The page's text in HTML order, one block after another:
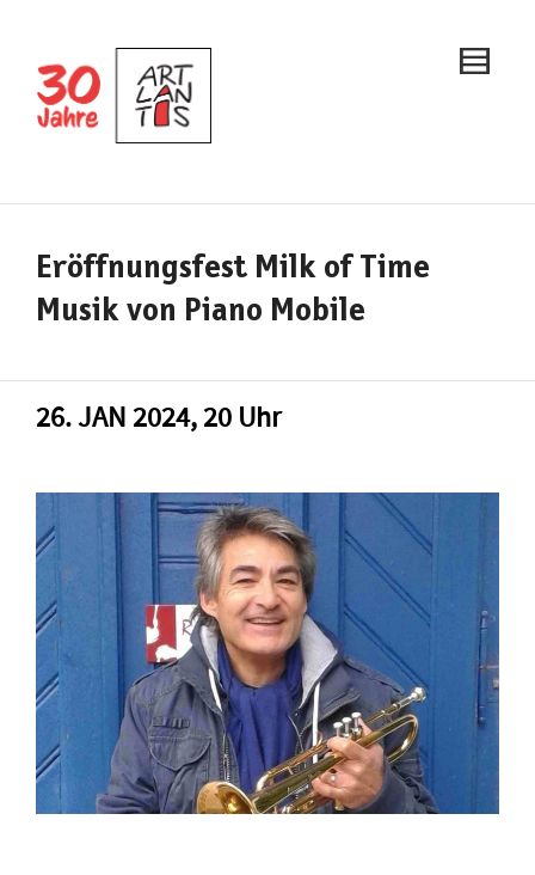
Eröffnungsfest Milk of Time
Musik von Piano Mobile
26. JAN 2024, 20 Uhr